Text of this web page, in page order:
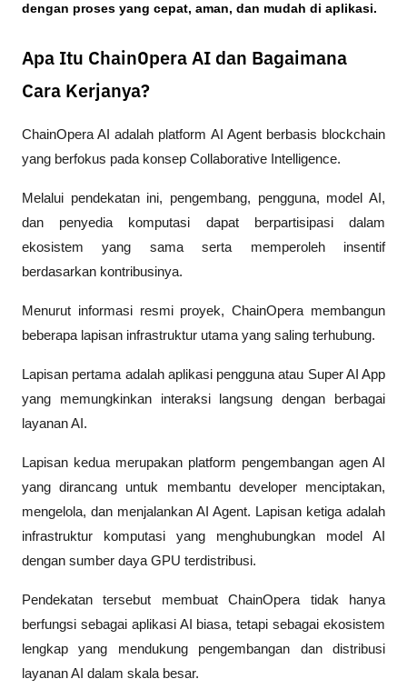
dengan proses yang cepat, aman, dan mudah di aplikasi.
Apa Itu ChainOpera AI dan Bagaimana
Cara Kerjanya?
ChainOpera AI adalah platform AI Agent berbasis blockchain
yang berfokus pada konsep Collaborative Intelligence.
Melalui pendekatan ini, pengembang, pengguna, model AI,
dan penyedia komputasi dapat berpartisipasi dalam
ekosistem yang sama serta memperoleh insentif
berdasarkan kontribusinya.
Menurut informasi resmi proyek, ChainOpera membangun
beberapa lapisan infrastruktur utama yang saling terhubung.
Lapisan pertama adalah aplikasi pengguna atau Super AI App
yang memungkinkan interaksi langsung dengan berbagai
layanan AI.
Lapisan kedua merupakan platform pengembangan agen AI
yang dirancang untuk membantu developer menciptakan,
mengelola, dan menjalankan AI Agent. Lapisan ketiga adalah
infrastruktur komputasi yang menghubungkan model AI
dengan sumber daya GPU terdistribusi.
Pendekatan tersebut membuat ChainOpera tidak hanya
berfungsi sebagai aplikasi AI biasa, tetapi sebagai ekosistem
lengkap yang mendukung pengembangan dan distribusi
layanan AI dalam skala besar.